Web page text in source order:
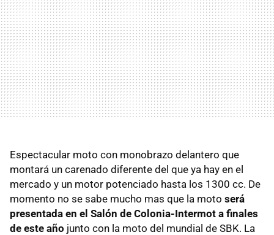
Espectacular moto con monobrazo delantero que
montará un carenado diferente del que ya hay en el
mercado y un motor potenciado hasta los 1300 cc. De
momento no se sabe mucho mas que la moto será
presentada en el Salón de Colonia-Intermot a finales
de este año junto con la moto del mundial de SBK. La